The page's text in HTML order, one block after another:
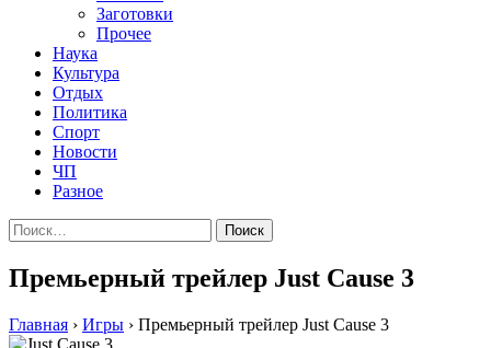
Заготовки
Прочее
Наука
Культура
Отдых
Политика
Спорт
Новости
ЧП
Разное
Найти:
Премьерный трейлер Just Cause 3
Главная › Игры › Премьерный трейлер Just Cause 3